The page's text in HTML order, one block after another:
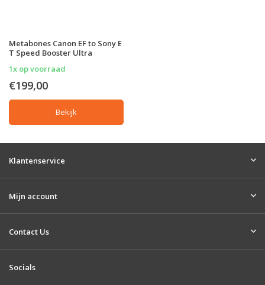
Metabones Canon EF to Sony E
T Speed Booster Ultra
1x op voorraad
€199,00
Bekijk
Klantenservice
Mijn account
Contact Us
Socials